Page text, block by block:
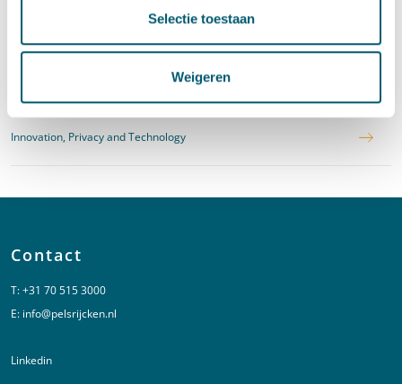
Selectie toestaan
Weigeren
Innovation, Privacy and Technology
Contact
T:+31 70 515 3000
E: info@pelsrijcken.nl
Linkedin